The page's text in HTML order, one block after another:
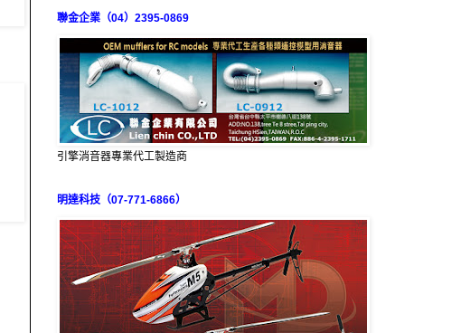
聯金企業（04）2395-0869
引擎消音器專業代工製造商
明達科技（07-771-6866）